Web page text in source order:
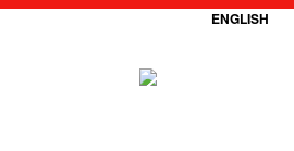
ENGLISH